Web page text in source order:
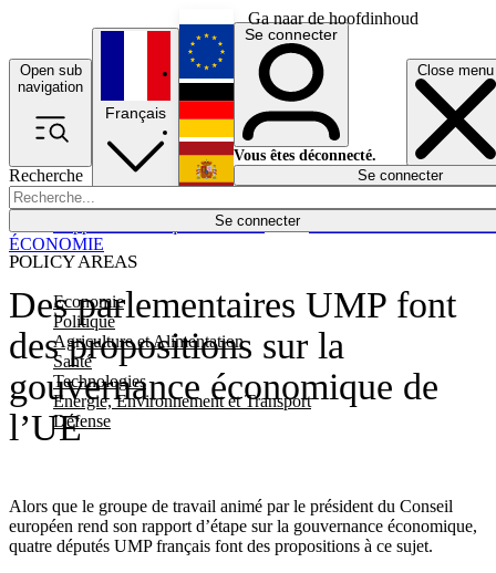
Ga naar de hoofdinhoud
Open sub
navigation
Close menu
Recherche
Se connecter
POLICY AREAS
Economie
Politique
Agriculture et Alimentation
Santé
Technologies
Energie, Environnement et Transport
Défense
Économie
Français
English
Deutsch
Español
Se connecter
Vous êtes déconnecté.
Se connecter
Des parlementaires UMP font
des propositions sur la
gouvernance économique de
l’UE
Alors que le groupe de travail animé par le président du Conseil
européen rend son rapport d’étape sur la gouvernance économique,
quatre députés UMP français font des propositions à ce sujet.
ÉCONOMIE